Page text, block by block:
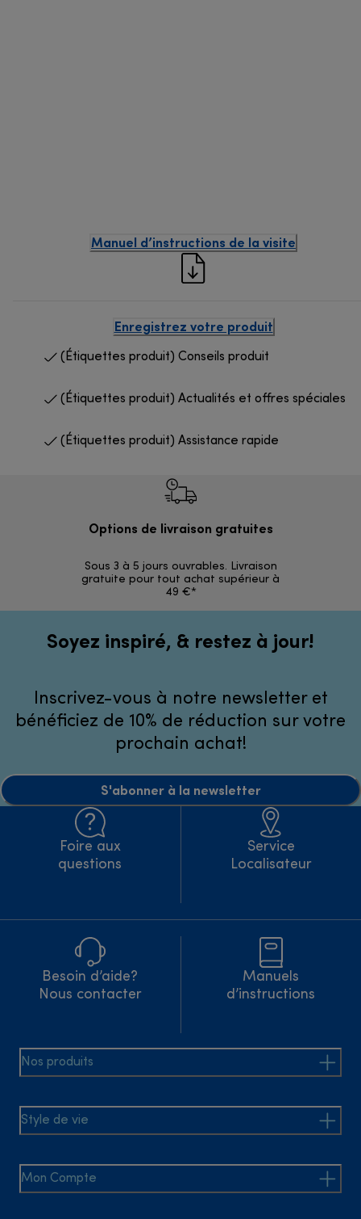
Manuel d’instructions de la visite
Enregistrez votre produit
(Étiquettes produit) Conseils produit
(Étiquettes produit) Actualités et offres spéciales
(Étiquettes produit) Assistance rapide
Options de livraison gratuites
Sous 3 à 5 jours ouvrables. Livraison
gratuite pour tout achat supérieur à
49 €*
Soyez inspiré, & restez à jour!
Inscrivez-vous à notre newsletter et
bénéficiez de 10% de réduction sur votre
prochain achat!
S'abonner à la newsletter
Foire aux
questions
Service
Localisateur
Besoin d’aide?
Nous contacter
Manuels
d’instructions
Nos produits
Style de vie
Mon Compte